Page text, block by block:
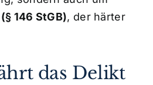
146 StGB), der härter
das Delikt